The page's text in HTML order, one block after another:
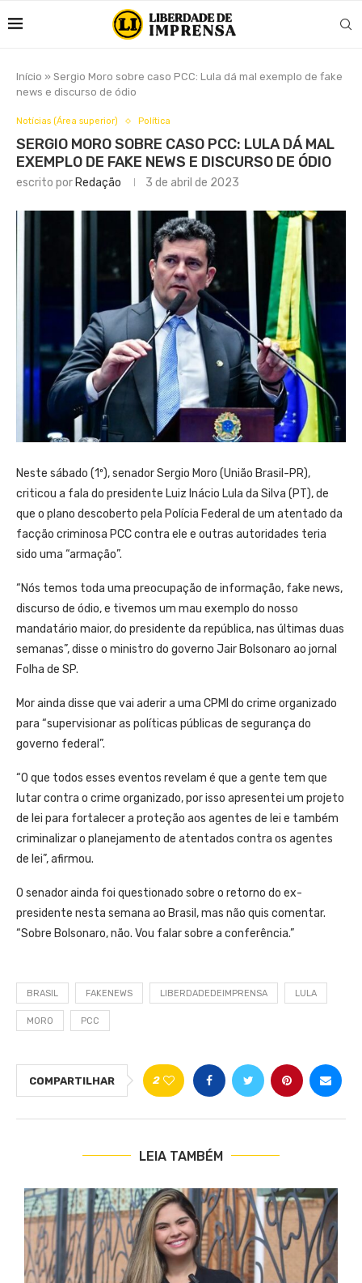
Início » Sergio Moro sobre caso PCC: Lula dá mal exemplo de fake
news e discurso de ódio
Notícias (Área superior) Política
SERGIO MORO SOBRE CASO PCC: LULA DÁ MAL
EXEMPLO DE FAKE NEWS E DISCURSO DE ÓDIO
escrito por Redação 3 de abril de 2023
Neste sábado (1º), senador Sergio Moro (União Brasil-PR),
criticou a fala do presidente Luiz Inácio Lula da Silva (PT), de
que o plano descoberto pela Polícia Federal de um atentado da
facção criminosa PCC contra ele e outras autoridades teria
sido uma “armação”.
“Nós temos toda uma preocupação de informação, fake news,
discurso de ódio, e tivemos um mau exemplo do nosso
mandatário maior, do presidente da república, nas últimas duas
semanas”, disse o ministro do governo Jair Bolsonaro ao jornal
Folha de SP.
Mor ainda disse que vai aderir a uma CPMI do crime organizado
para “supervisionar as políticas públicas de segurança do
governo federal”.
“O que todos esses eventos revelam é que a gente tem que
lutar contra o crime organizado, por isso apresentei um projeto
de lei para fortalecer a proteção aos agentes de lei e também
criminalizar o planejamento de atentados contra os agentes
de lei”, afirmou.
O senador ainda foi questionado sobre o retorno do ex-
presidente nesta semana ao Brasil, mas não quis comentar.
“Sobre Bolsonaro, não. Vou falar sobre a conferência.”
BRASIL FAKENEWS LIBERDADEDEIMPRENSA LULA
MORO PCC
COMPARTILHAR 2
LEIA TAMBÉM